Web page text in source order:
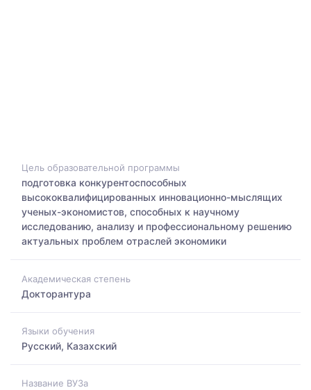
Цель образовательной программы
подготовка конкурентоспособных
высококвалифицированных инновационно-мыслящих
ученых-экономистов, способных к научному
исследованию, анализу и профессиональному решению
актуальных проблем отраслей экономики
Академическая степень
Докторантура
Языки обучения
Русский, Казахский
Название ВУЗа